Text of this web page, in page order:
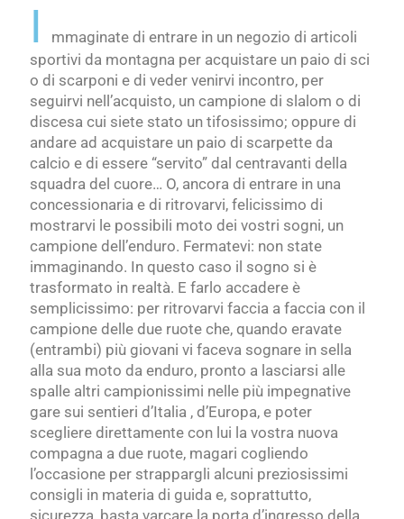
I
mmaginate di entrare in un negozio di articoli
sportivi da montagna per acquistare un paio di sci
o di scarponi e di veder venirvi incontro, per
seguirvi nell’acquisto, un campione di slalom o di
discesa cui siete stato un tifosissimo; oppure di
andare ad acquistare un paio di scarpette da
calcio e di essere “servito” dal centravanti della
squadra del cuore… O, ancora di entrare in una
concessionaria e di ritrovarvi, felicissimo di
mostrarvi le possibili moto dei vostri sogni, un
campione dell’enduro. Fermatevi: non state
immaginando. In questo caso il sogno si è
trasformato in realtà. E farlo accadere è
semplicissimo: per ritrovarvi faccia a faccia con il
campione delle due ruote che, quando eravate
(entrambi) più giovani vi faceva sognare in sella
alla sua moto da enduro, pronto a lasciarsi alle
spalle altri campionissimi nelle più impegnative
gare sui sentieri d’Italia , d’Europa, e poter
scegliere direttamente con lui la vostra nuova
compagna a due ruote, magari cogliendo
l’occasione per strappargli alcuni preziosissimi
consigli in materia di guida e, soprattutto,